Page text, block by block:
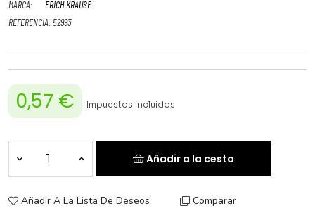
MARCA:
ERICH KRAUSE
REFERENCIA: 52993
0,57 € Impuestos incluidos
Añadir a la cesta
Añadir A La Lista De Deseos Comparar